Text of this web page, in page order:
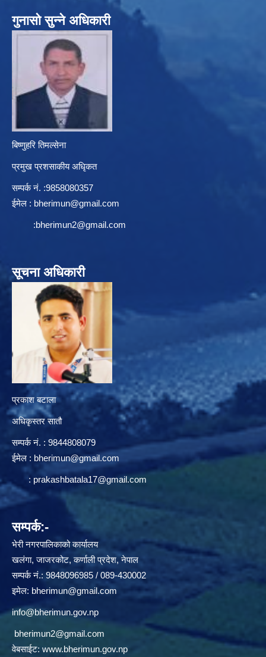
गुनासो सुन्ने अधिकारी
बिष्णुहरि तिमल्सेना
प्रमुख प्रशसाकीय अधिृकत
सम्पर्क न‌ं. :9858080357
ईमेल : bherimun@gmail.com
:bherimun2@gmail.com
सूचना अधिकारी
प्रकाश बटाला
अधिकृस्तर सातौ
सम्पर्क न‌ं. : 9844808079
ईमेल : bherimun@gmail.com
: prakashbatala17@gmail.com
सम्पर्क:-
भेरी नगरपालिकाको कार्यालय
खलंगा, जाजरकोट, कर्णाली प्रदेश, नेपाल
सम्पर्क नं.: 9848096985 / 089-430002
इमेल: bherimun@gmail.com
info@bherimun.gov.np
bherimun2@gmail.com
वेबसाईट: www.bherimun.gov.np